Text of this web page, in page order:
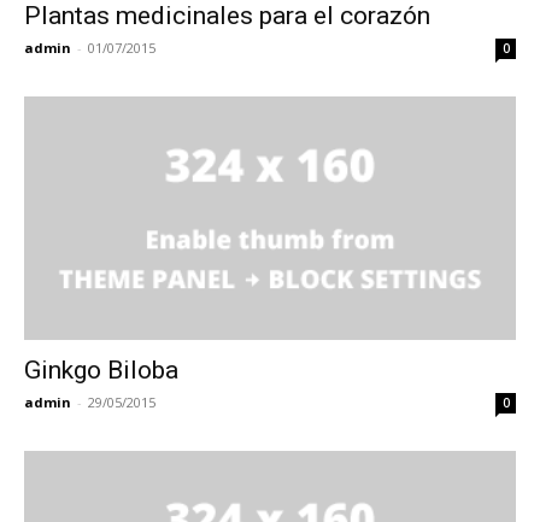
Plantas medicinales para el corazón
admin - 01/07/2015 0
Ginkgo Biloba
admin - 29/05/2015 0